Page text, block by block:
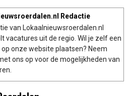
Redactie
van Lokaalnieuwsroerdalen.nl
vacatures uit de regio. Wil je zelf een
onze website plaatsen? Neem
ons op voor de mogelijkheden van